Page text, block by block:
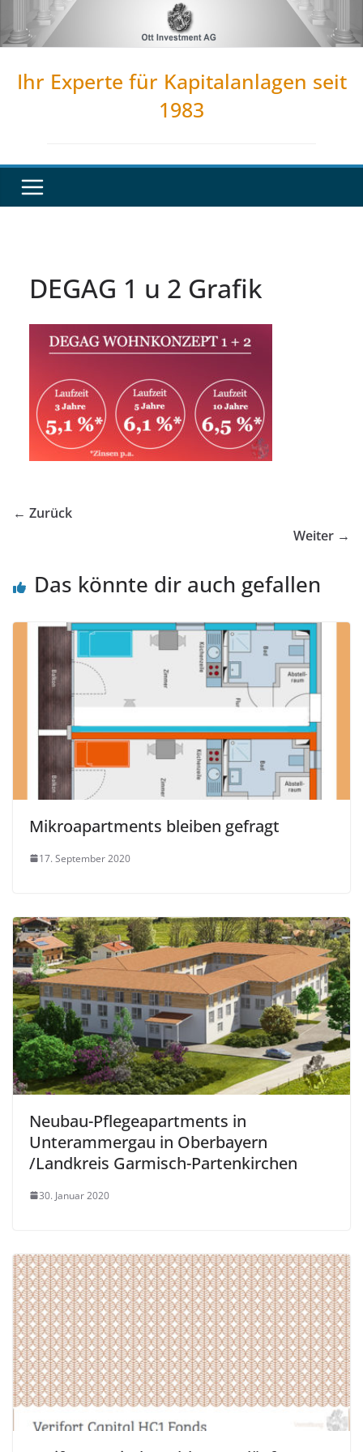
Inhalt
Ihr Experte für Kapitalanlagen seit
1983
DEGAG 1 u 2 Grafik
← Zurück
Weiter →
Das könnte dir auch gefallen
Mikroapartments bleiben gefragt
17. September 2020
Neubau-Pflegeapartments in
Unterammergau in Oberbayern
/Landkreis Garmisch-Partenkirchen
30. Januar 2020